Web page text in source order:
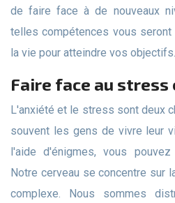
de faire face à de nouveaux
telles compétences vous
la vie pour atteindre vos objectifs.
Faire face au
L'anxiété et le stress sont deux choses qui empêchent très
souvent les gens de vivre leur
l'aide d'énigmes, vous
Notre cerveau se concentre sur
complexe. Nous sommes